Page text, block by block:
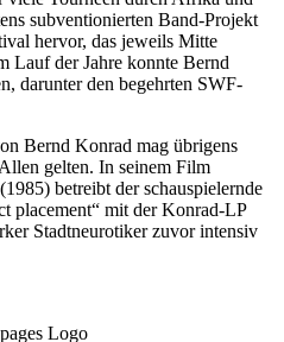
subventionierten Band-Projekt
hervor, das jeweils Mitte
Lauf der Jahre konnte Bernd
darunter den begehrten SWF-
Bernd Konrad mag übrigens
gelten. In seinem Film
betreibt der schauspielernde
placement“ mit der Konrad-LP
Stadtneurotiker zuvor intensiv